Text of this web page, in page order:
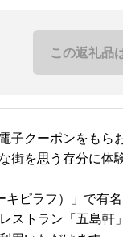
この返礼品
子クーポンをもら
街を思う存分に体験
キピラフ）」で有
ストラン「五島軒